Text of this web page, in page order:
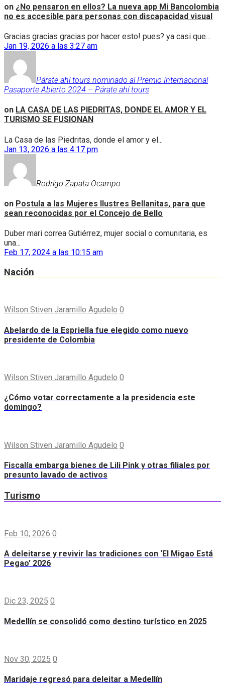
on ¿No pensaron en ellos? La nueva app Mi Bancolombia
no es accesible para personas con discapacidad visual
Gracias gracias gracias por hacer esto! pues? ya casi que...
Jan 19, 2026 a las 3:27 am
Párate ahí tours nominado al Premio Internacional
Pasaporte Abierto 2024 – Párate ahí tours
on LA CASA DE LAS PIEDRITAS, DONDE EL AMOR Y EL
TURISMO SE FUSIONAN
La Casa de las Piedritas, donde el amor y el...
Jan 13, 2026 a las 4:17 pm
Rodrigo Zapata Ocampo
on Postula a las Mujeres Ilustres Bellanitas, para que
sean reconocidas por el Concejo de Bello
Duber mari correa Gutiérrez, mujer social o comunitaria, es
una...
Feb 17, 2024 a las 10:15 am
Nación
Wilson Stiven Jaramillo Agudelo 0
Abelardo de la Espriella fue elegido como nuevo
presidente de Colombia
Wilson Stiven Jaramillo Agudelo 0
¿Cómo votar correctamente a la presidencia este
domingo?
Wilson Stiven Jaramillo Agudelo 0
Fiscalía embarga bienes de Lili Pink y otras filiales por
presunto lavado de activos
Turismo
Feb 10, 2026 0
A deleitarse y revivir las tradiciones con ‘El Migao Está
Pegao’ 2026
Dic 23, 2025 0
Medellín se consolidó como destino turístico en 2025
Nov 30, 2025 0
Maridaje regresó para deleitar a Medellín